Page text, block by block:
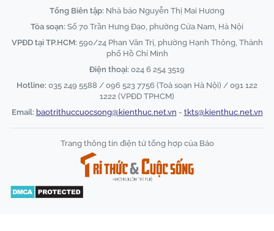
Tổng Biên tập: Nhà báo Nguyễn Thị Mai Hương
Tòa soạn: Số 70 Trần Hưng Đạo, phường Cửa Nam, Hà Nội
VPĐD tại TP.HCM: 590/24 Phan Văn Trị, phường Hạnh Thông, Thành
phố Hồ Chí Minh
Điện thoại: 024 6 254 3519
Hotline: 035 249 5588 / 096 523 7756 (Toà soạn Hà Nội) / 091 122
1222 (VPĐD TPHCM)
Email: baotrithuccuocsong@kienthuc.net.vn - tkts@kienthuc.net.vn
Trang thông tin điện tử tổng hợp của Báo